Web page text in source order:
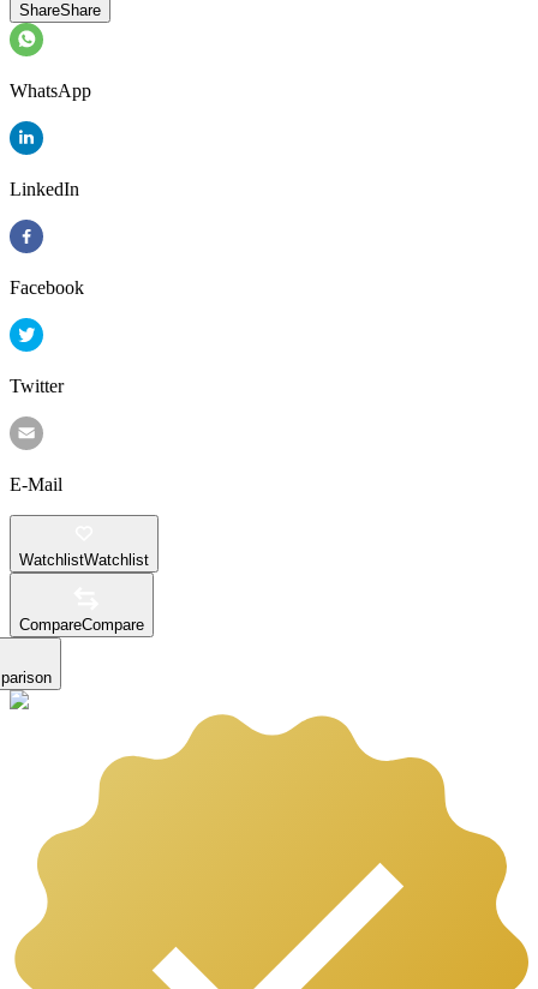
ShareShare
WhatsApp
LinkedIn
Facebook
Twitter
E-Mail
WatchlistWatchlist
CompareCompare